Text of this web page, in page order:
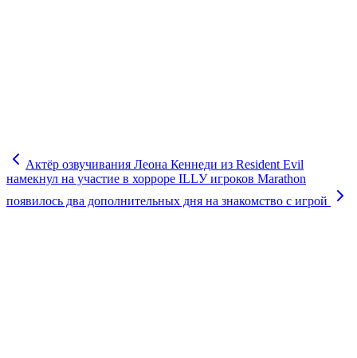
Актёр озвучивания Леона Кеннеди из Resident Evil
намекнул на участие в хорроре ILLУ игроков Marathon
появилось два дополнительных дня на знакомство с игрой